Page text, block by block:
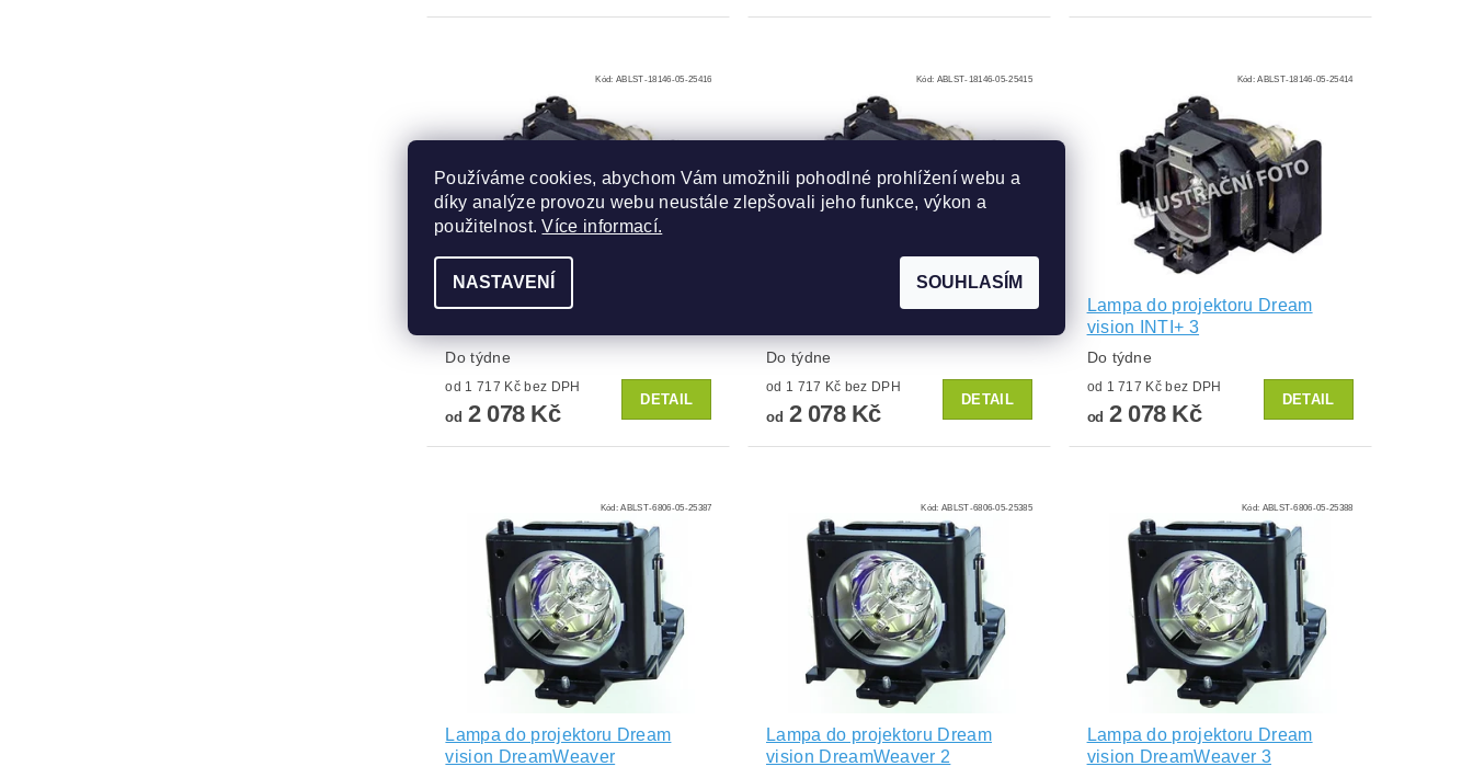
Kód:ABLST-18146-05-25416
Lampa do projektoru Dream
Do týdne
od 1 717 Kč bez DPH
od 2 078 Kč
DETAIL
Kód: ABLST-18146-05-25415
Lampa do projektoru Dream
Do týdne
od 1 717 Kč bez DPH
od 2 078 Kč
DETAIL
Kód:ABLST-18146-05-25414
Lampa do projektoru Dream
vision INTI+ 3
Do týdne
od 1 717 Kč bez DPH
od 2 078 Kč
DETAIL
Kód:ABLST-6806-05-25387
Lampa do projektoru Dream
vision DreamWeaver
Kód: ABLST-6806-05-25385
Lampa do projektoru Dream
vision DreamWeaver 2
Kód: ABLST-6806-05-25388
Lampa do projektoru Dream
vision DreamWeaver 3
Používáme cookies, abychom Vám umožnili pohodlné prohlížení webu a
díky analýze provozu webu neustále zlepšovali jeho funkce, výkon a
použitelnost.Více informací.
NASTAVENÍ SOUHLASÍM